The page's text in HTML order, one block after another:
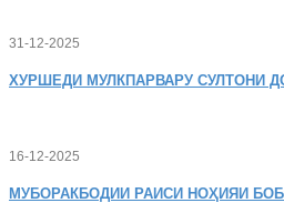
31-12-2025
ХУРШЕДИ МУЛКПАРВАРУ СУЛТОНИ
16-12-2025
МУБОРАКБОДИИ РАИСИ НОҲИЯИ